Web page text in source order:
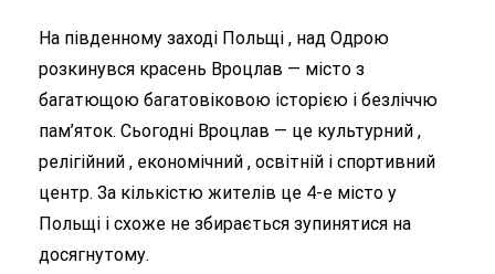
На південному заході Польщі , над Одрою
розкинувся красень Вроцлав — місто з
багатющою багатовіковою історією і безліччю
пам’яток. Сьогодні Вроцлав — це культурний ,
релігійний , економічний , освітній і спортивний
центр. За кількістю жителів це 4-е місто у
Польщі і схоже не збирається зупинятися на
досягнутому.